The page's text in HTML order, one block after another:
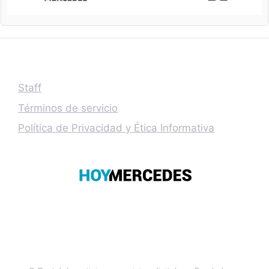
Staff
Términos de servicio
Política de Privacidad y Ética Informativa